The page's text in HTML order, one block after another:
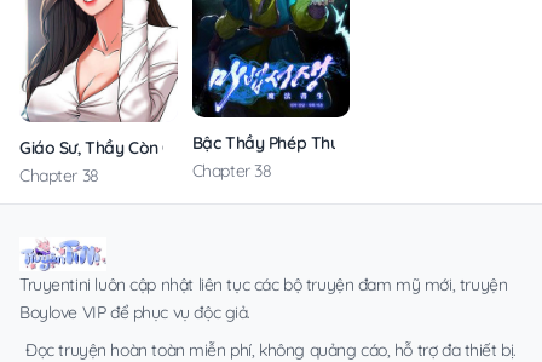
Giáo Sư, Thầy Còn Chờ Chi Nữa
Chapter 38
Bậc Thầy Phép Thuật Ở Thế Giới Võ Lâm
Chapter 38
Truyentini luôn cập nhật liên tục các bộ truyện đam mỹ mới, truyện
Boylove VIP để phục vụ độc giả.
Đọc truyện hoàn toàn miễn phí, không quảng cáo, hỗ trợ đa thiết bị.